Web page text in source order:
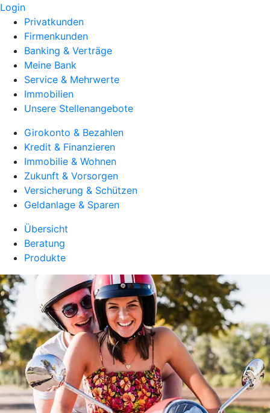
Login
Privatkunden
Firmenkunden
Banking & Verträge
Meine Bank
Service & Mehrwerte
Immobilien
Unsere Stellenangebote
Girokonto & Bezahlen
Kredit & Finanzieren
Immobilie & Wohnen
Zukunft & Vorsorgen
Versicherung & Schützen
Geldanlage & Sparen
Übersicht
Beratung
Produkte